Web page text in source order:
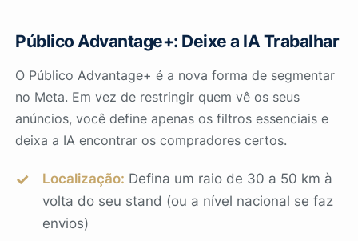
Público Advantage+: Deixe a IA Trabalhar
O Público Advantage+ é a nova forma de segmentar
no Meta. Em vez de restringir quem vê os seus
anúncios, você define apenas os filtros essenciais e
deixa a IA encontrar os compradores certos.
Localização: Defina um raio de 30 a 50 km à
volta do seu stand (ou a nível nacional se faz
envios)